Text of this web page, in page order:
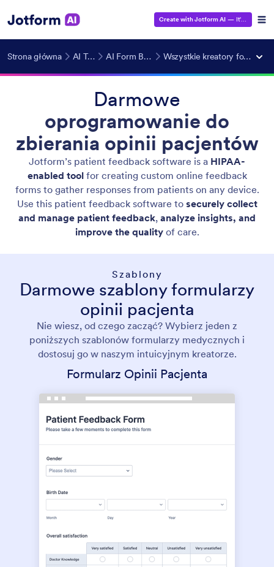
Create with Jotform AI — It's Free!
Strona główna AI Tools AI Form Builder Wszystkie kreatory formularzy
Darmowe
oprogramowanie do
zbierania opinii pacjentów
Jotform’s patient feedback software is a HIPAA-
enabled toolfor creating custom online feedback
forms to gather responses from patients on any device.
Use this patient feedback software to securely collect
and manage patient feedback, analyze insights, and
improve the qualityof care.
Szablony
Darmowe szablony formularzy
opinii pacjenta
Nie wiesz, od czego zacząć? Wybierz jeden z
poniższych szablonów formularzy medycznych i
dostosuj go w naszym intuicyjnym kreatorze.
Formularz Opinii Pacjenta